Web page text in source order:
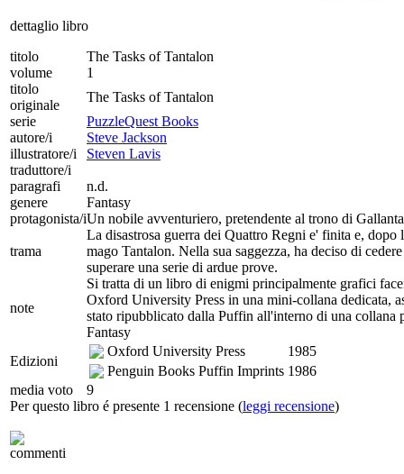
dettaglio libro
titolo
The Tasks of Tantalon
volume
1
titolo
originale
The Tasks of Tantalon
serie
PuzzleQuest Books
autore/i
Steve Jackson
illustratore/i
Steven Lavis
traduttore/i
paragrafi
n.d.
genere
Fantasy
protagonista/iUn nobile avventuriero, pretendente al trono di
trama
La disastrosa guerra dei Quattro Regni e' finita e,
mago Tantalon. Nella sua saggezza, ha deciso di
superare una serie di ardue prove.
note
Si tratta di un libro di enigmi principalmente grafici
Oxford University Press in una mini-collana dedicata,
stato ripubblicato dalla Puffin all'interno di una collana
Fantasy
Edizioni
Oxford University Press
1985
Penguin Books Puffin Imprints 1986
media voto
9
Per questo libro é presente 1 recensione (leggi recensione)
commenti